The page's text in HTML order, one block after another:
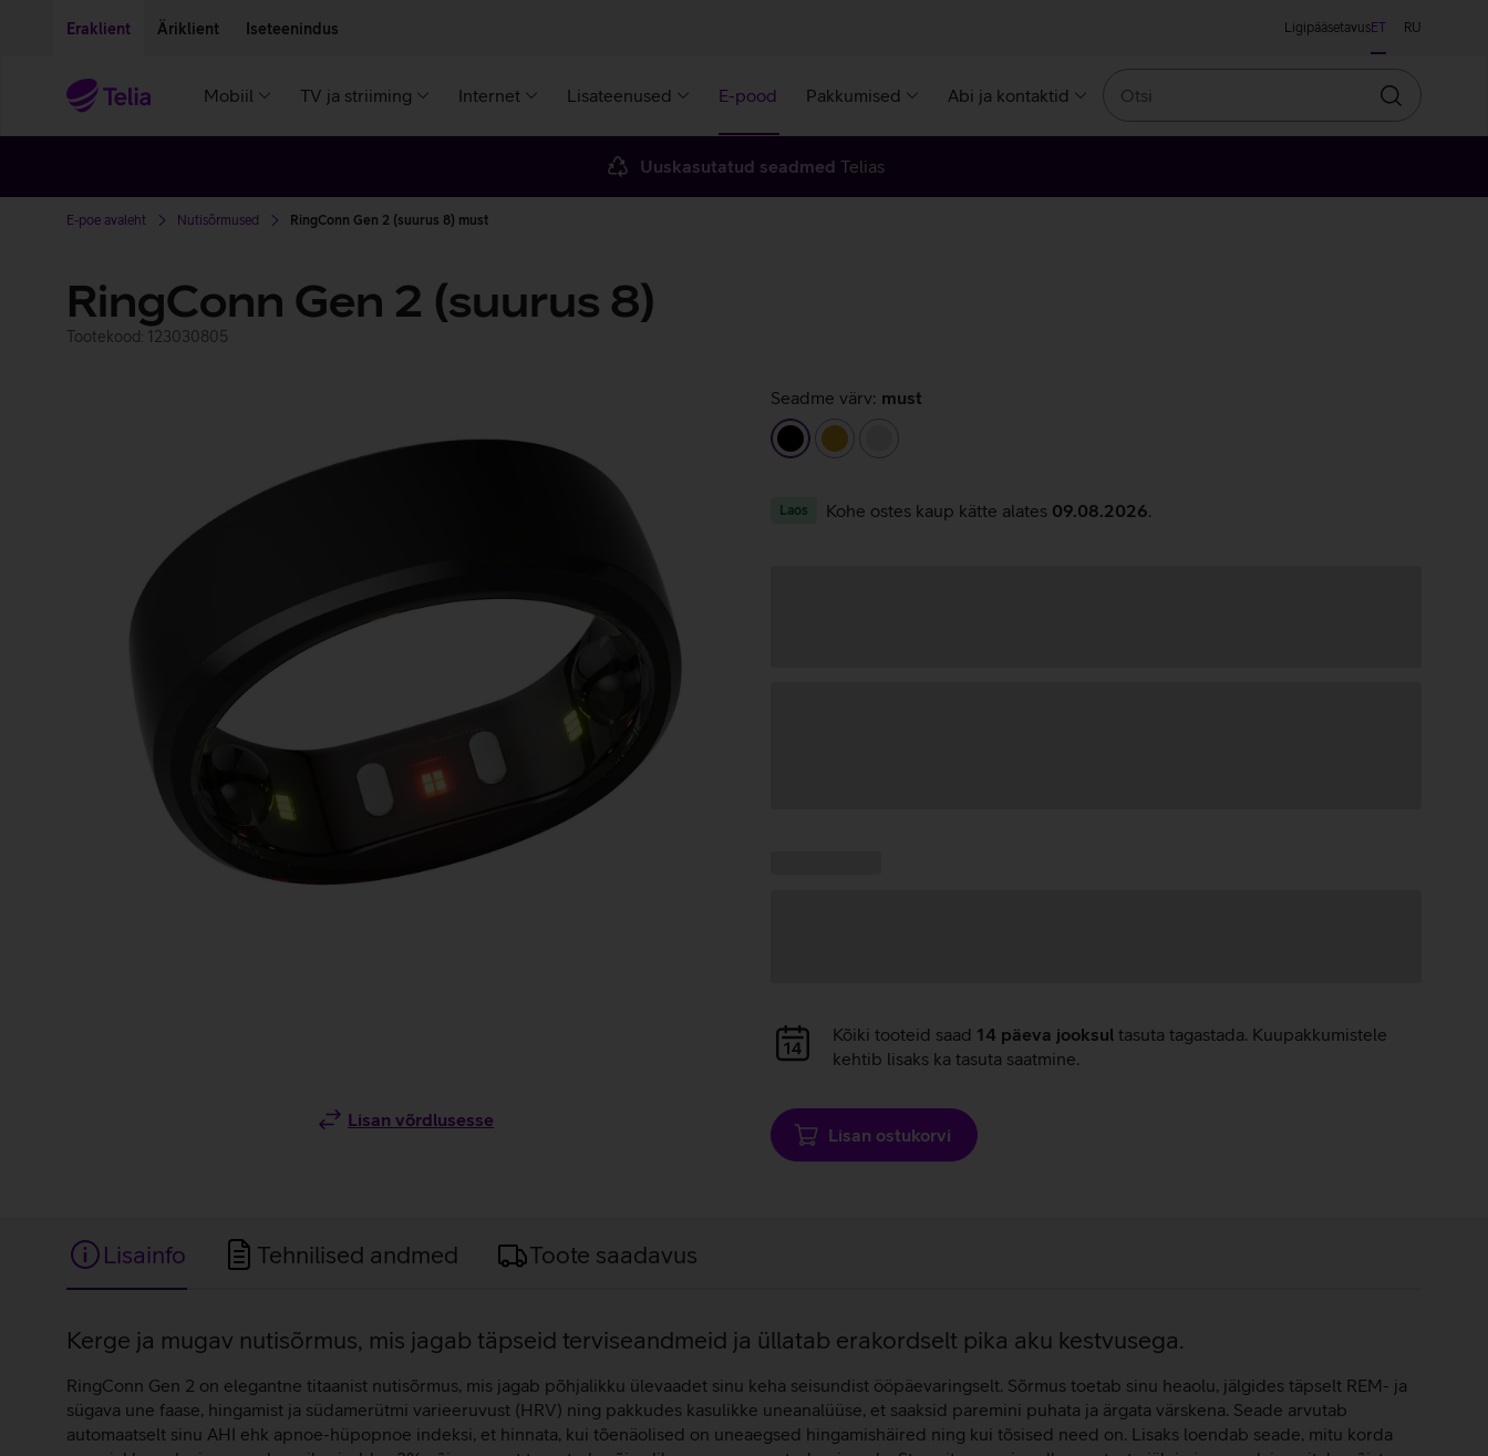
Eraklient Äriklient Iseteenindus LigipääsetavusET RU
Mobiil TV ja striiming Internet Lisateenused E-pood Pakkumised Abi ja kontaktid
Otsin
Uuskasutatud seadmed Telias
E-poe avaleht Nutisõrmused RingConn Gen 2 (suurus 8) must
RingConn Gen 2 (suurus 8)
Tootekood: 123030805
Lisan võrdlusesse
Seadme värv: must
must
kuldne
Laos Kohe ostes kaup kätte alates 09.08.2026
Andmete
laadimine
Kõiki tooteid saad 14 päeva jooksul tasuta tagastada. Kuupakkumistele
kehtib lisaks ka tasuta saatmine.
Lisan ostukorvi
Lisainfo Tehnilised andmed Toote saadavus
Lisainfo
Kerge ja mugav nutisõrmus, mis jagab täpseid terviseandmeid ja üllatab erakordselt pika aku kestvusega.
RingConn Gen 2 on elegantne titaanist nutisõrmus, mis jagab põhjalikku ülevaadet sinu keha seisundist ööpäevaringselt. Sõrmus toetab sinu heaolu, jälgides täpselt REM- ja
sügava une faase, hingamist ja südamerütmi varieeruvust (HRV) ning pakkudes kasulikke uneanalüüse, et saaksid paremini puhata ja ärgata värskena. Seade arvutab
automaatselt sinu AHI ehk apnoe-hüpopnoe indeksi, et hinnata, kui tõenäolised on uneaegsed hingamishäired ning kui tõsised need on. Lisaks loendab seade, mitu korda